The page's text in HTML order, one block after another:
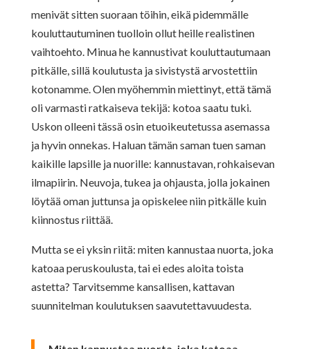
menivät sitten suoraan töihin, eikä pidemmälle
kouluttautuminen tuolloin ollut heille realistinen
vaihtoehto. Minua he kannustivat kouluttautumaan
pitkälle, sillä koulutusta ja sivistystä arvostettiin
kotonamme. Olen myöhemmin miettinyt, että tämä
oli varmasti ratkaiseva tekijä: kotoa saatu tuki.
Uskon olleeni tässä osin etuoikeutetussa asemassa
ja hyvin onnekas. Haluan tämän saman tuen saman
kaikille lapsille ja nuorille: kannustavan, rohkaisevan
ilmapiirin. Neuvoja, tukea ja ohjausta, jolla jokainen
löytää oman juttunsa ja opiskelee niin pitkälle kuin
kiinnostus riittää.
Mutta se ei yksin riitä: miten kannustaa nuorta, joka
katoaa peruskoulusta, tai ei edes aloita toista
astetta? Tarvitsemme kansallisen, kattavan
suunnitelman koulutuksen saavutettavuudesta.